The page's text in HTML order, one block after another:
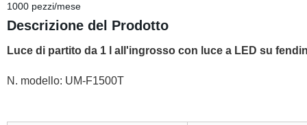
1000 pezzi/mese
Descrizione del Prodotto
Luce di partito da 1 l all'ingrosso con luce a LED su
N. modello: UM-F1500T